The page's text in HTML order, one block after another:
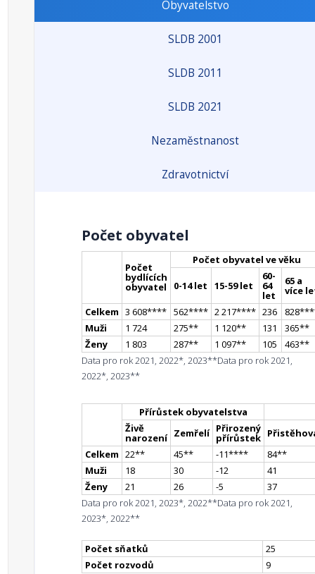
Obyvatelstvo
SLDB 2001
SLDB 2011
SLDB 2021
Nezaměstnanost
Zdravotnictví
Počet obyvatel
Počet
bydlících
obyvatel
Počet obyvatel ve věku
0-14 let 15-59 let
60-
64
let
65 a
více
Celkem 3 608**** 562**** 2 217**** 236 828**
Muži
1 724 275** 1 120** 131 365**
Ženy
1 803 287** 1 097** 105 463**
Data pro rok 2021, 2022*, 2023**Data pro rok 2021,
2022*, 2023**
Přírůstek obyvatelstva
Živě
narození Zemřelí Přirozený
přírůstek
Celkem 22** 45** -11**** 84**
Muži
18 30 -12
41
Ženy
21 26 -5
37
Data pro rok 2021, 2023*, 2022**Data pro rok 2021,
2023*, 2022**
Počet sňatků
25
Počet rozvodů
9